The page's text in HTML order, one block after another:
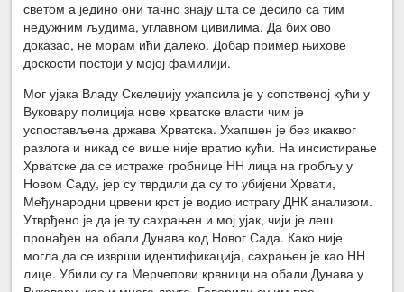
светом а једино они тачно знају шта се десило са тим
недужним људима, углавном цивилима. Да бих ово
доказао, не морам ићи далеко. Добар пример њихове
дрскости постоји у мојој фамилији.
Мог ујака Владу Скелеџију ухапсила је у сопственој кући у
Вуковару полиција нове хрватске власти чим је
успостављена држава Хрватска. Ухапшен је без икаквог
разлога и никад се више није вратио кући. На инсистирање
Хрватске да се истраже гробнице НН лица на гробљу у
Новом Саду, јер су тврдили да су то убијени Хрвати,
Међународни црвени крст је водио истрагу ДНК анализом.
Утврђено је да је ту сахрањен и мој ујак, чији је леш
пронађен на обали Дунава код Новог Сада. Како није
могла да се изврши идентификација, сахрањен је као НН
лице. Убили су га Мерчепови крвници на обали Дунава у